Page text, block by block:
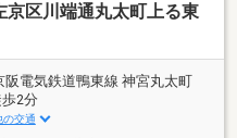
京区川端通丸太町上る東
阪電気鉄道鴨東線 神宮丸太町
2分
の交通